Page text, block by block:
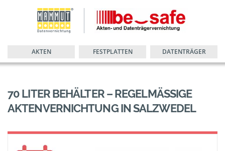
AKTEN FESTPLATTEN DATENTRÄGER
70 LITER BEHÄLTER – REGELMÄSSIGE A
KTENVERNICHTUNG IN SALZWEDEL